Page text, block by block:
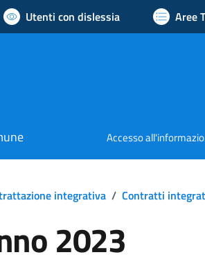
Utenti con dislessia Aree
Accesso
integrativa / Contratti
2023